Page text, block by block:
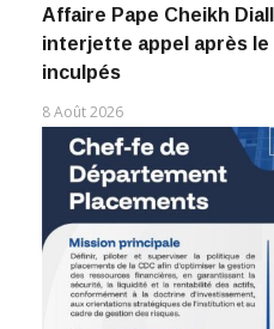
Affaire Pape Cheikh
interjette appel après le
inculpés
8 Août 2026